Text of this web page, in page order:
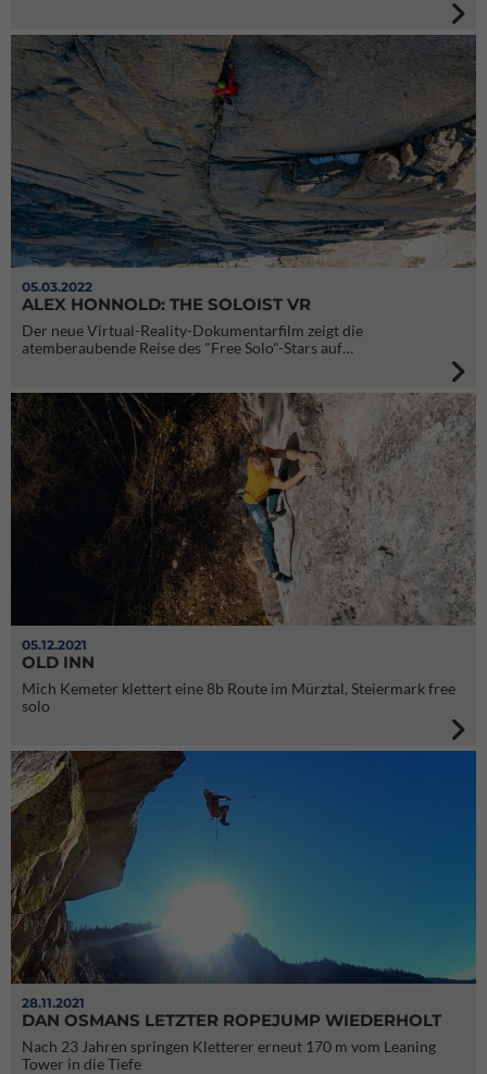
05.03.2022
ALEX HONNOLD: THE SOLOIST VR
Der neue Virtual-Reality-Dokumentarfilm zeigt die
atemberaubende Reise des "Free Solo"-Stars auf…
05.12.2021
OLD INN
Mich Kemeter klettert eine 8b Route im Mürztal, Steiermark free
solo
28.11.2021
DAN OSMANS LETZTER ROPEJUMP WIEDERHOLT
Nach 23 Jahren springen Kletterer erneut 170 m vom Leaning
Tower in die Tiefe